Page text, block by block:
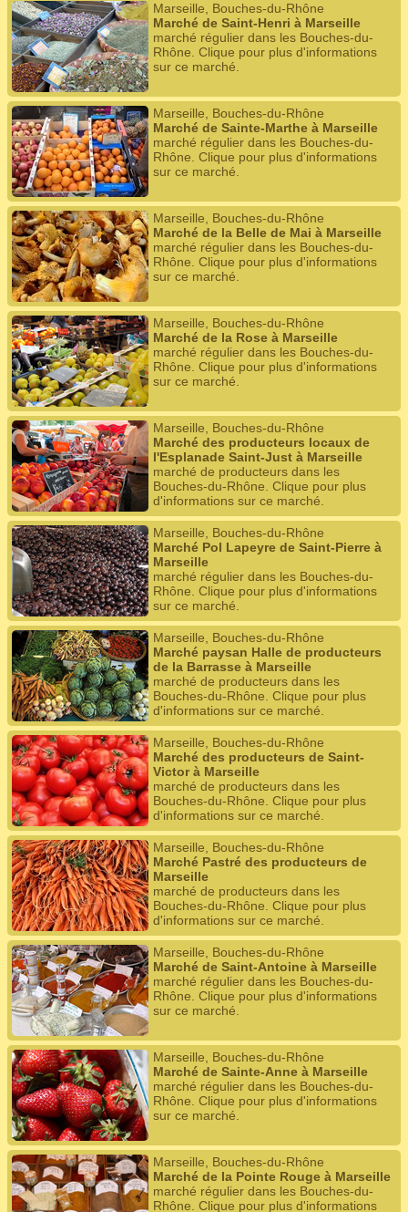
Marseille, Bouches-du-Rhône
Marché de Saint-Henri à Marseille
marché régulier dans les Bouches-du-
Rhône. Clique pour plus d'informations
sur ce marché.
Marseille, Bouches-du-Rhône
Marché de Sainte-Marthe à Marseille
marché régulier dans les Bouches-du-
Rhône. Clique pour plus d'informations
sur ce marché.
Marseille, Bouches-du-Rhône
Marché de la Belle de Mai à Marseille
marché régulier dans les Bouches-du-
Rhône. Clique pour plus d'informations
sur ce marché.
Marseille, Bouches-du-Rhône
Marché de la Rose à Marseille
marché régulier dans les Bouches-du-
Rhône. Clique pour plus d'informations
sur ce marché.
Marseille, Bouches-du-Rhône
Marché des producteurs locaux de
l'Esplanade Saint-Just à Marseille
marché de producteurs dans les
Bouches-du-Rhône. Clique pour plus
d'informations sur ce marché.
Marseille, Bouches-du-Rhône
Marché Pol Lapeyre de Saint-Pierre à
Marseille
marché régulier dans les Bouches-du-
Rhône. Clique pour plus d'informations
sur ce marché.
Marseille, Bouches-du-Rhône
Marché paysan Halle de producteurs
de la Barrasse à Marseille
marché de producteurs dans les
Bouches-du-Rhône. Clique pour plus
d'informations sur ce marché.
Marseille, Bouches-du-Rhône
Marché des producteurs de Saint-
Victor à Marseille
marché de producteurs dans les
Bouches-du-Rhône. Clique pour plus
d'informations sur ce marché.
Marseille, Bouches-du-Rhône
Marché Pastré des producteurs de
Marseille
marché de producteurs dans les
Bouches-du-Rhône. Clique pour plus
d'informations sur ce marché.
Marseille, Bouches-du-Rhône
Marché de Saint-Antoine à Marseille
marché régulier dans les Bouches-du-
Rhône. Clique pour plus d'informations
sur ce marché.
Marseille, Bouches-du-Rhône
Marché de Sainte-Anne à Marseille
marché régulier dans les Bouches-du-
Rhône. Clique pour plus d'informations
sur ce marché.
Marseille, Bouches-du-Rhône
Marché de la Pointe Rouge à Marseille
marché régulier dans les Bouches-du-
Rhône. Clique pour plus d'informations